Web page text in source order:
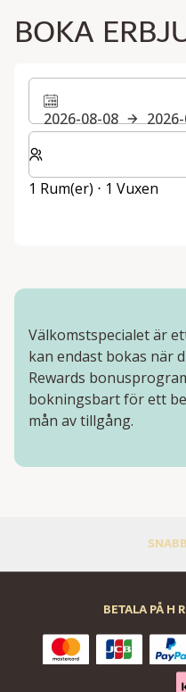
BOKA
2026-08-08
Välj antal rum och
1 Rum(er) ⋅ 1 Vuxen
Välkomstspecialet är
kan endast bokas när
Rewards
bokningsbart för ett
mån av tillgång.
BETALA PÅ H